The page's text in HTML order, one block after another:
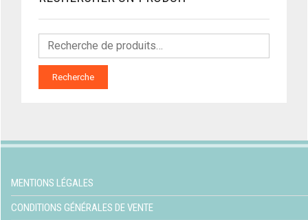
Recherche
MENTIONS LÉGALES
CONDITIONS GÉNÉRALES DE VENTE